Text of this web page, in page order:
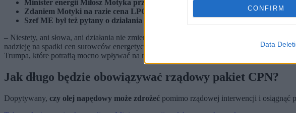
CONFIRM
Data
Minister energii Miłosz Motyka przyznał, że trendy dotyczące cen paliw są
Zdaniem Motyki na razie cena LPG jest konkurencyjna. Minister nie
Szef ME był też pytany o działania osłonowe dla rolników i przedsiębiorców,
– Niestety, ani słowa, ani działania nie zmierzają do uspokojenia sytuacji, tylko do jej
nadzieję na spadki cen surowców energetycznych i paliw gotowych w najbliższych
Trumpa, które potrafią mocno wpływać na rynek. –
Jak długo będzie obowiązywać rządowy pakiet CPN?
Dopytywany, czy olej napędowy może zdrożeć pomimo rządowej interwencji i osiągnąć